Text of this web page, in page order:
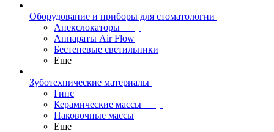
Оборудование и приборы для стоматологии
Апекслокаторы
Аппараты Air Flow
Бестеневые светильники
Еще
Зуботехнические материалы
Гипс
Керамические массы
Паковочные массы
Еще